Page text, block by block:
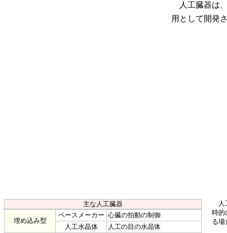
人工臓器は
用として開発
主な人工臓器
埋め込み型
ペースメーカー 心臓の拍動の制御
人工水晶体
人工の目の水晶体
人
時的
る場